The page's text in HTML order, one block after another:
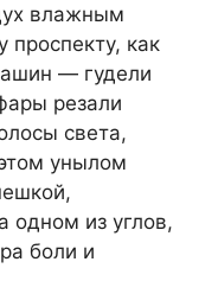
влажным
как
— гудели
резали
света,
унылом
одном из углов,
боли и